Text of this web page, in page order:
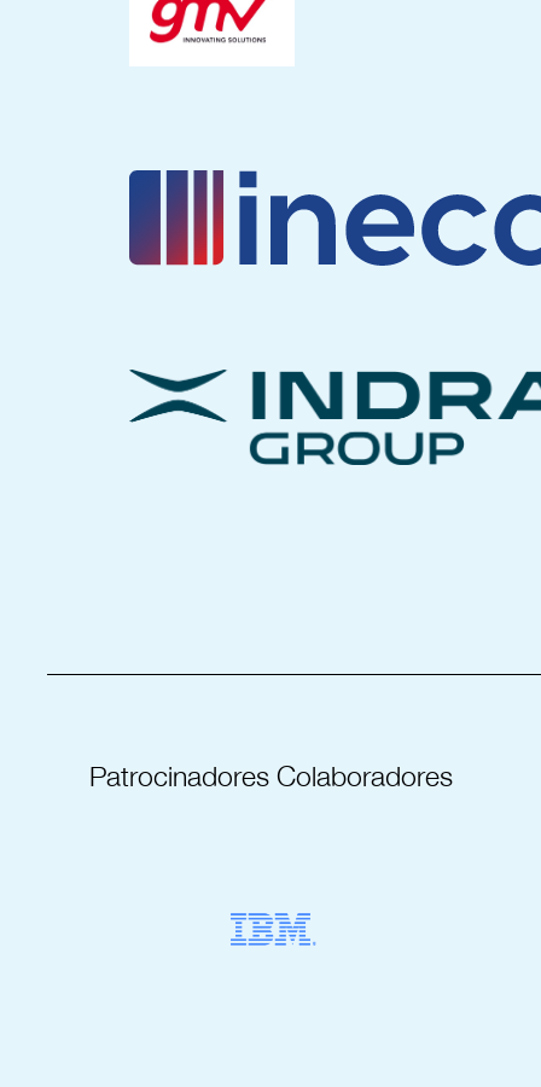
Patrocinadores Colaboradores